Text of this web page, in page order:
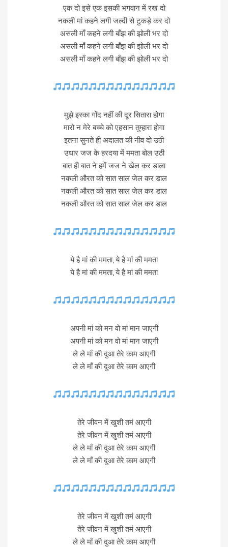
एक दो इसे एक इसकी भगवान में रख दो
नकली मां कहने लगी जल्दी से टुकड़े कर दो
असली माँ कहने लगी बाँझ की झोली भर दो
असली माँ कहने लगी बाँझ की झोली भर दो
असली माँ कहने लगी बाँझ की झोली भर दो
मुझे इस्का गोंद नहीं की दूर सितारा होगा
मारो न मेरे बच्चे को एहसान तुम्हारा होगा
इतना सुनते ही अदालत की नीव दो उठी
उधार जज के हरदया में ममता बोल उठी
बात ही बात ने हमें जज ने खेल कर डाला
नकली औरत को सात साल जेल कर डाल
नकली औरत को सात साल जेल कर डाल
नकली औरत को सात साल जेल कर डाल
ये है मां की ममता, ये है मां की ममता
ये है मां की ममता, ये है मां की ममता
अपनी मां को मन वो मां मान जाएगी
अपनी मां को मन वो मां मान जाएगी
ले ले माँ की दुआ तेरे काम आएगी
ले ले माँ की दुआ तेरे काम आएगी
तेरे जीवन में खुशी तमं आएगी
तेरे जीवन में खुशी तमं आएगी
ले ले माँ की दुआ तेरे काम आएगी
ले ले माँ की दुआ तेरे काम आएगी
तेरे जीवन में खुशी तमं आएगी
तेरे जीवन में खुशी तमं आएगी
ले ले माँ की दुआ तेरे काम आएगी